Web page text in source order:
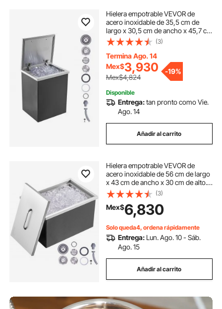
Hielera empotrable VEVOR de
acero inoxidable de 35,5 cm de
largo x 30,5 cm de ancho x 45,7 cm
de alto, con tapa abatible, barra de
hielo para cocina exterior de 40 qt,
incluye tubo y tapón de drenaje,
ideal para vino y cerveza fríos.
(3)
Termina Ago. 14
Mex$3,930
Mex$4,824
-19%
Disponible
Entrega:tan pronto como Vie.
Ago. 14
Añadir al carrito
Hielera empotrable VEVOR de
acero inoxidable de 56 cm de largo
x 43 cm de ancho x 30 cm de alto.
Contenedor de hielo comercial con
tapa, barra de hielo para cocina al
aire libre de 40 cuartos de galón.
Incluye tubo y tapón de drenaje.
Ideal para vino y cerveza fríos.
(3)
Mex$6,830
Solo queda4, ordena rápidamente
Entrega: Lun. Ago. 10 - Sáb.
Ago. 15
Añadir al carrito